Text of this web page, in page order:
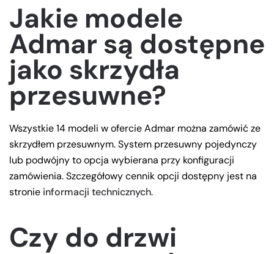
Jakie modele
Admar są dostępne
jako skrzydła
przesuwne?
Wszystkie 14 modeli w ofercie Admar można zamówić ze
skrzydłem przesuwnym. System przesuwny pojedynczy
lub podwójny to opcja wybierana przy konfiguracji
zamówienia. Szczegółowy cennik opcji dostępny jest na
stronie informacji technicznych.
Czy do drzwi